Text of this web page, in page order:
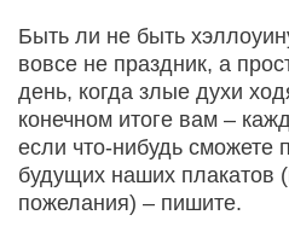
Быть ли не быть
вовсе не праздник, а
день, когда злые духи
конечном итоге вам –
если что-нибудь сможете
будущих наших плакатов
пожелания) – пишите.